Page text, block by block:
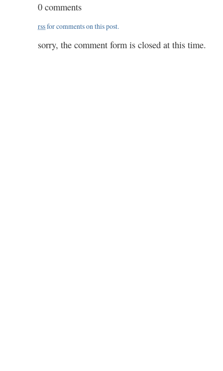
1947
0 comments
rssfor comments on this post.
sorry, the comment form is closed at this time.